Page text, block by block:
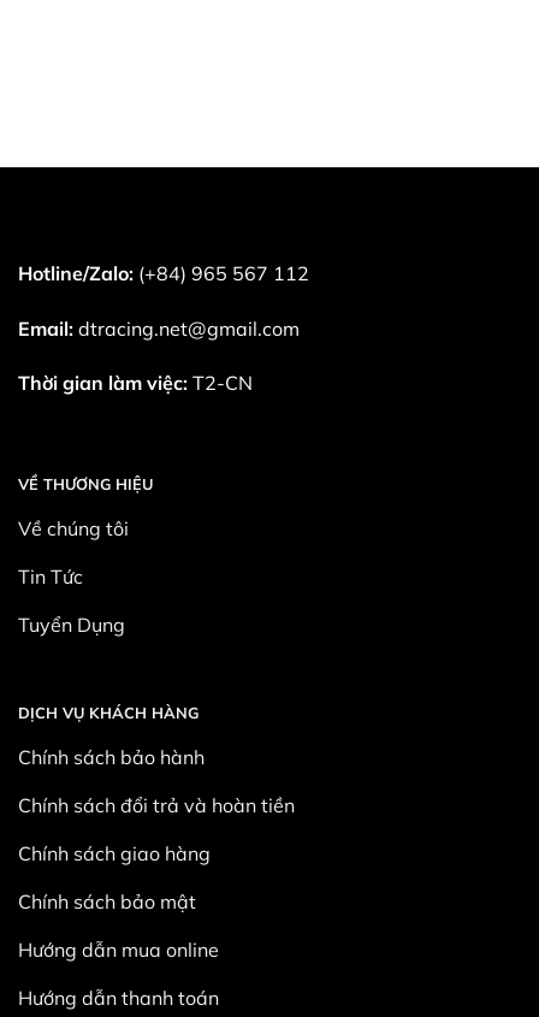
Hotline/Zalo: (+84) 965 567 112
Email: dtracing.net@gmail.com
Thời gian làm việc: T2-CN
VỀ THƯƠNG HIỆU
Về chúng tôi
Tin Tức
Tuyển Dụng
DỊCH VỤ KHÁCH HÀNG
Chính sách bảo hành
Chính sách đổi trả và hoàn tiền
Chính sách giao hàng
Chính sách bảo mật
Hướng dẫn mua online
Hướng dẫn thanh toán